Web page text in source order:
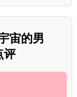
宙的男
评